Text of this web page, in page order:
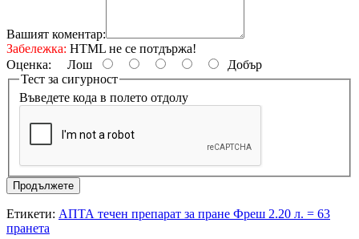
Вашият коментар:
Забележка: HTML не се потдържа!
Оценка: Лош
Добър
Тест за сигурност
Въведете кода в полето отдолу
Продължете
Етикети: АПТА течен препарат за пране Фреш 2.20 л. = 63
пранета